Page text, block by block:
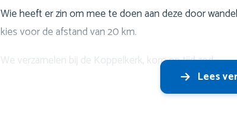
Wie heeft er zin om mee te doen aan deze door
kies voor de afstand van 20 km.
We verzamelen bij de Koppelkerk, kom op tijd zod
Lees